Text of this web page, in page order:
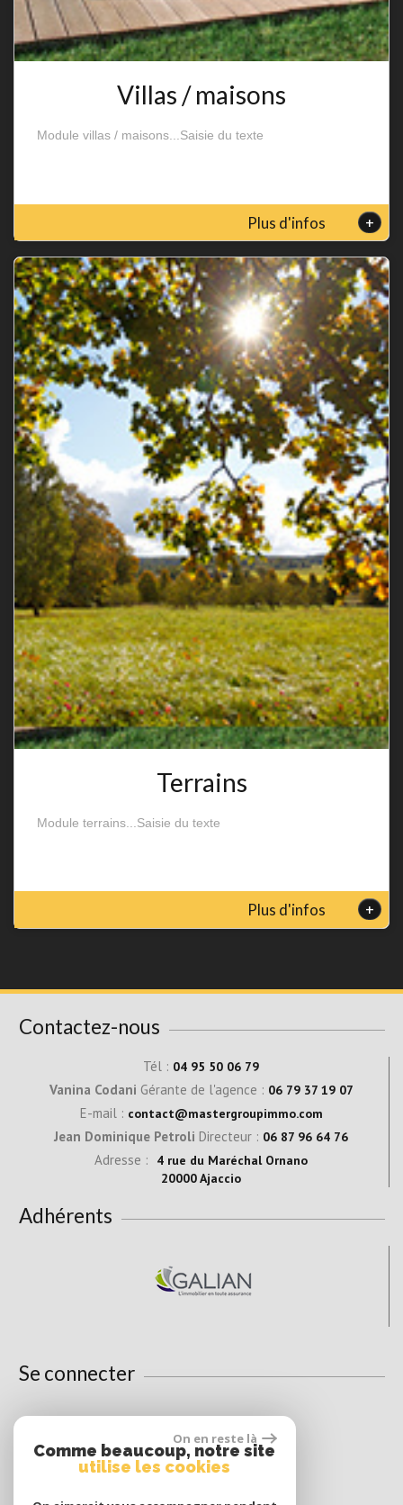
Villas / maisons
Module villas / maisons...Saisie du texte
Plus d'infos +
Terrains
Module terrains...Saisie du texte
Plus d'infos +
Contactez-nous
Tél : 04 95 50 06 79
Vanina Codani Gérante de l'agence : 06 79 37 19 07
E-mail : contact@mastergroupimmo.com
Jean Dominique Petroli Directeur : 06 87 96 64 76
Adresse :
4 rue du Maréchal Ornano
20000 Ajaccio
Adhérents
Se connecter
Espace propriétaire
On en reste là
Comme beaucoup, notre site
utilise les cookies